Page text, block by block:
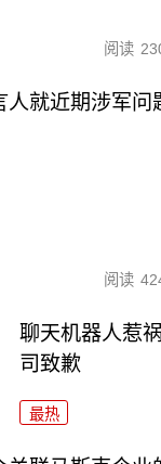
阅读
人就近期涉军
阅读
聊天机器人惹
司致歉
最热